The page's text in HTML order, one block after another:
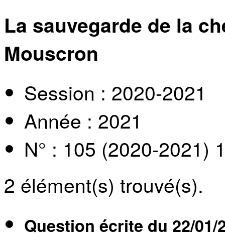
La sauvegarde de la
Mouscron
Session : 2020-2021
Année : 2021
N° : 105 (2020-2021)
2 élément(s) trouvé(s).
Question écrite du 22/01/